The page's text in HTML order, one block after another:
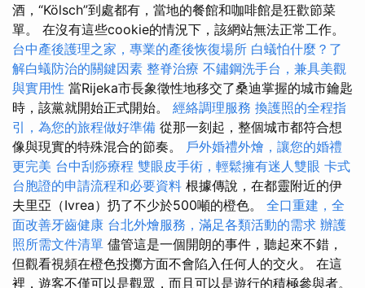
酒，“Kölsch”到處都有，當地的餐館和咖啡館是狂歡節菜
單。 在沒有這些cookie的情況下，該網站無法正常工作。
台中產後護理之家，專業的產後恢復場所 白蟻怕什麼？了
解白蟻防治的關鍵因素 整脊治療 不鏽鋼洗手台，兼具美觀
與實用性 當Rijeka市長象徵性地移交了桑迪掌握的城市鑰匙
時，該黨就開始正式開始。 經絡調理服務 換護照的全程指
引，為您的旅程做好準備 從那一刻起，整個城市都符合想
像與現實的特殊混合的節奏。 戶外婚禮外燴，讓您的婚禮
更完美 台中刮痧療程 雙眼皮手術，輕鬆擁有迷人雙眼 卡式
台胞證的申請流程和必要資料 根據傳說，在都靈附近的伊
夫里亞（Ivrea）扔了不少於500噸的橙色。 全口重建，全
面改善牙齒健康 台北外燴服務，滿足各類活動的需求 辦護
照所需文件清單 儘管這是一個開朗的事件，聽起來不錯，
但觀看視頻在橙色投擲方面不會陷入任何人的交火。 在這
裡，遊客不僅可以是觀眾，而且可以是遊行的積極參與者。